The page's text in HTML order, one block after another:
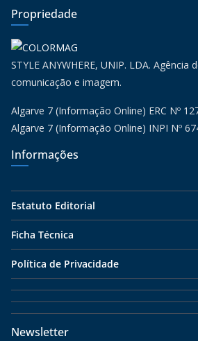
Propriedade
STYLE ANYWHERE, UNIP. LDA. Agência
comunicação e imagem.
Algarve 7 (Informação Online) ERC Nº
Algarve 7 (Informação Online) INPI Nº
Informações
Estatuto Editorial
Ficha Técnica
Política de Privacidade
Newsletter